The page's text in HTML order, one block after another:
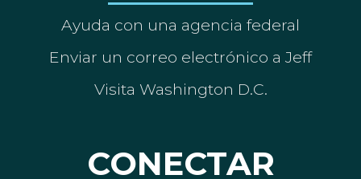
Ayuda con una agencia federal
Enviar un correo electrónico a Jeff
Visita Washington D.C.
CONECTAR